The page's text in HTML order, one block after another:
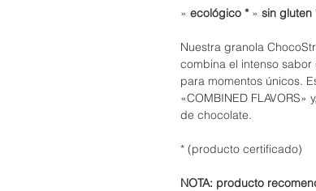
» ecológico *» sin gluten
Nuestra granola
combina el intenso
para momentos únicos.
«COMBINED
de chocolate.
* (producto certificado)
NOTA: producto